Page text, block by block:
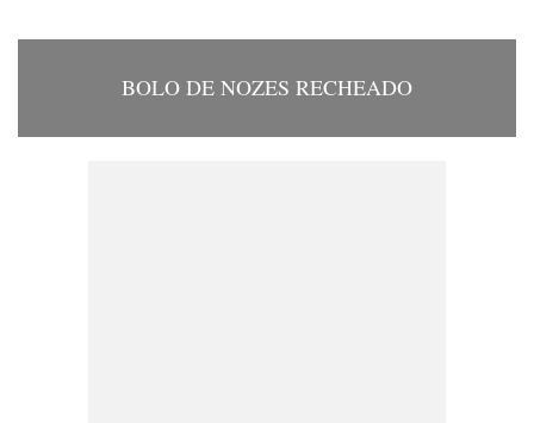
BOLO DE NOZES RECHEADO